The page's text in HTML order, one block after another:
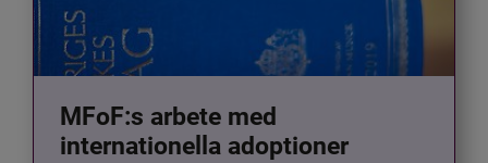
MFoF:s arbete med
internationella adoptioner